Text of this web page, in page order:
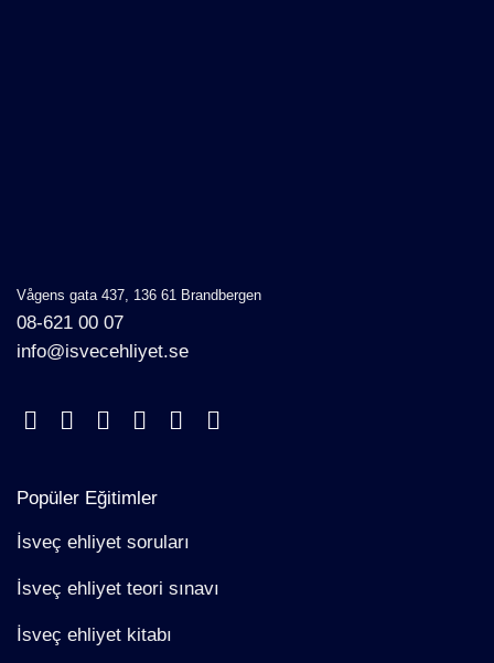
Vågens gata 437, 136 61 Brandbergen
08-621 00 07
info@isvecehliyet.se
Popüler Eğitimler
İsveç ehliyet soruları
İsveç ehliyet teori sınavı
İsveç ehliyet kitabı